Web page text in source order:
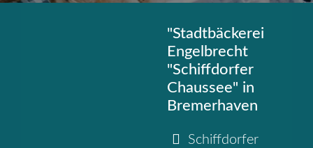
"Stadtbäckerei
Engelbrecht
"Schiffdorfer
Chaussee" in
Bremerhaven
Schiffdorfer